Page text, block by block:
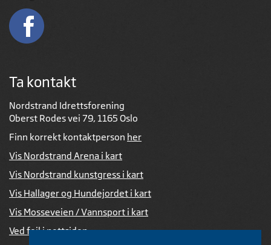
Ta kontakt
Nordstrand Idrettsforening
Oberst Rodes vei 79, 1165 Oslo
Finn korrekt kontaktperson her
Vis Nordstrand Arena i kart
Vis Nordstrand kunstgress i kart
Vis Hallager og Hundejordet i kart
Vis Mosseveien / Vannsport i kart
Ved feil i nettsiden